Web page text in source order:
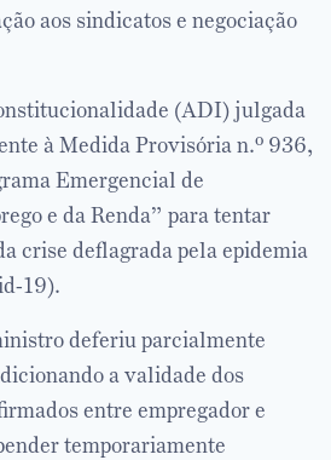
aos sindicatos e negociação
(ADI) julgada
à Medida Provisória n.º 936,
Emergencial de
e da Renda” para tentar
crise deflagrada pela epidemia
19).
deferiu parcialmente
a validade dos
entre empregador e
temporariamente